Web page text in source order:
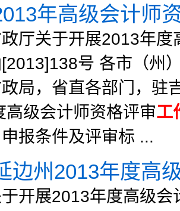
年高级会计师
厅关于开展2013年
号 各市（州
政局，省直各部门
高级会计师资格评审工
条件及评审标 ...
边州2013年度高
开展2013年度高级会